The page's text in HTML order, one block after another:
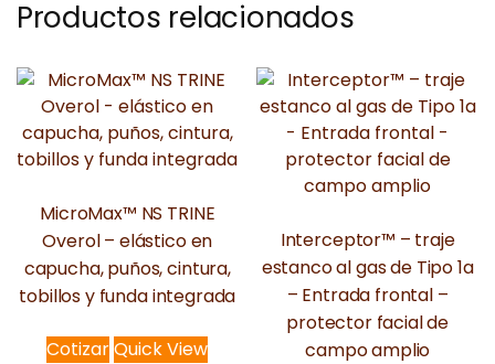
Productos relacionados
MicroMax™ NS TRINE
Overol – elástico en
capucha, puños, cintura,
tobillos y funda integrada
CotizarQuick View
Interceptor™ – traje
estanco al gas de Tipo 1a
– Entrada frontal –
protector facial de
campo amplio